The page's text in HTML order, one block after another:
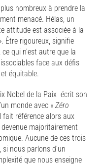
nombreux à prendre la
menacé. Hélas, un
attitude est associée à la
Être rigoureux, signifie
qui n’est autre que la
face aux défis
équitable.
Nobel de la Paix écrit son
monde avec « Zéro
fait référence alors aux
majoritairement
Aucune de ces trois
nous parlons d’un
que nous enseigne